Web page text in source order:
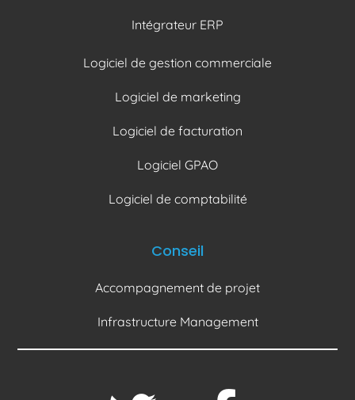
Intégrateur ERP
Logiciel de gestion commerciale
Logiciel de marketing
Logiciel de facturation
Logiciel GPAO
Logiciel de comptabilité
Conseil
Accompagnement de projet
Infrastructure Management